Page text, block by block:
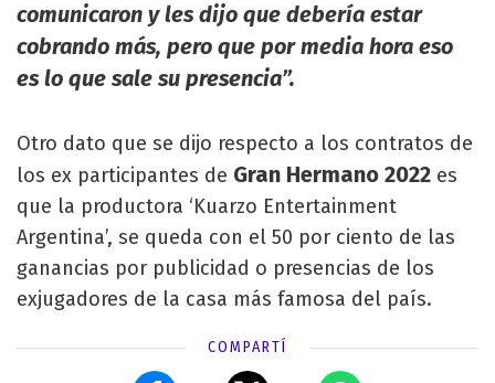
comunicaron y les dijo que debería estar
cobrando más, pero que por media hora eso
es lo que sale su presencia”.
Otro dato que se dijo respecto a los contratos de
los ex participantes de Gran Hermano 2022 es
que la productora ‘Kuarzo Entertainment
Argentina’, se queda con el 50 por ciento de las
ganancias por publicidad o presencias de los
exjugadores de la casa más famosa del país.
COMPARTÍ